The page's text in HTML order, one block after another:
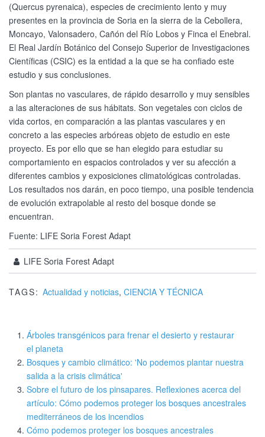
(Quercus pyrenaica), especies de crecimiento lento y muy
presentes en la provincia de Soria en la sierra de la Cebollera,
Moncayo, Valonsadero, Cañón del Río Lobos y Finca el Enebral.
El Real Jardín Botánico del Consejo Superior de Investigaciones
Científicas (CSIC) es la entidad a la que se ha confiado este
estudio y sus conclusiones.
Son plantas no vasculares, de rápido desarrollo y muy sensibles
a las alteraciones de sus hábitats. Son vegetales con ciclos de
vida cortos, en comparación a las plantas vasculares y en
concreto a las especies arbóreas objeto de estudio en este
proyecto. Es por ello que se han elegido para estudiar su
comportamiento en espacios controlados y ver su afección a
diferentes cambios y exposiciones climatológicas controladas.
Los resultados nos darán, en poco tiempo, una posible tendencia
de evolución extrapolable al resto del bosque donde se
encuentran.
Fuente: LIFE Soria Forest Adapt
LIFE Soria Forest Adapt
TAGS: Actualidad y noticias, CIENCIA Y TÉCNICA
Árboles transgénicos para frenar el desierto y restaurar
el planeta
Bosques y cambio climático: 'No podemos plantar nuestra
salida a la crisis climática'
Sobre el futuro de los pinsapares. Reflexiones acerca del
artículo: Cómo podemos proteger los bosques ancestrales
mediterráneos de los incendios
Cómo podemos proteger los bosques ancestrales